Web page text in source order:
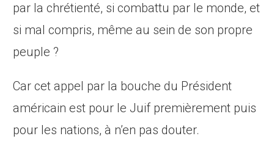
par la chrétienté, si combattu par le monde, et
si mal compris, même au sein de son propre
peuple ?
Car cet appel par la bouche du Président
américain est pour le Juif premièrement puis
pour les nations, à n’en pas douter.